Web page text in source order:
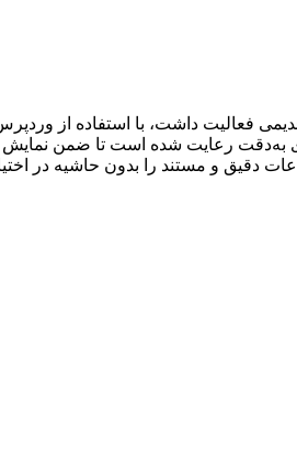
فعالیت داشت، با استفاده از
به‌دقت رعایت شده است تا ضمن نمایش
دقیق و مستند را بدون حاشیه در